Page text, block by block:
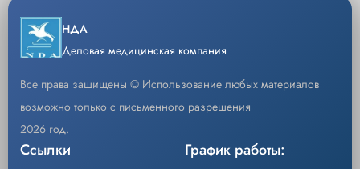
НДА
Деловая медицинская компания
Все права защищены © Использование любых материалов
возможно только с письменного разрешения
2026 год.
Ссылки График работы: